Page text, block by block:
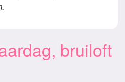
bruiloft